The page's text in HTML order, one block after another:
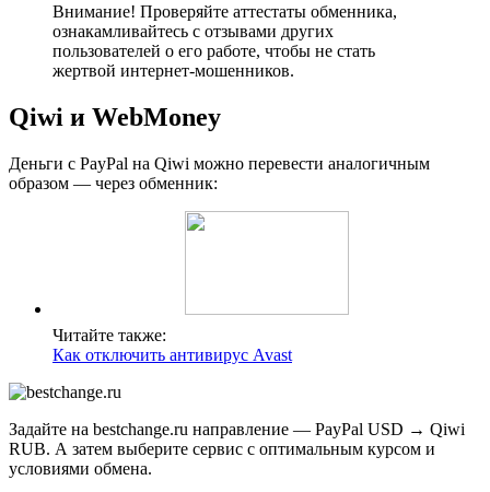
Внимание! Проверяйте аттестаты обменника,
ознакамливайтесь с отзывами других
пользователей о его работе, чтобы не стать
жертвой интернет-мошенников.
Qiwi и WebMoney
Деньги c PayPal на Qiwi можно перевести аналогичным
образом — через обменник:
Читайте также:
Как отключить антивирус Avast
Задайте на bestchange.ru направление — PayPal USD → Qiwi
RUB. А затем выберите сервис с оптимальным курсом и
условиями обмена.